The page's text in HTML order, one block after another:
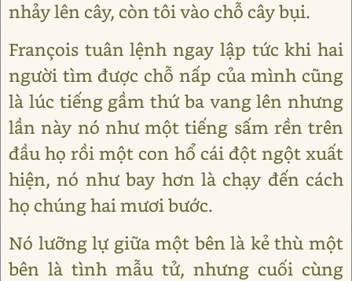
nhảy lên cây, còn tôi vào chỗ cây bụi.
François tuân lệnh ngay lập tức khi hai
người tìm được chỗ nấp của mình cũng
là lúc tiếng gầm thứ ba vang lên nhưng
lần này nó như một tiếng sấm rền trên
đầu họ rồi một con hổ cái đột ngột xuất
hiện, nó như bay hơn là chạy đến cách
họ chúng hai mươi bước.
Nó lưỡng lự giữa một bên là kẻ thù một
bên là tình mẫu tử, nhưng cuối cùng